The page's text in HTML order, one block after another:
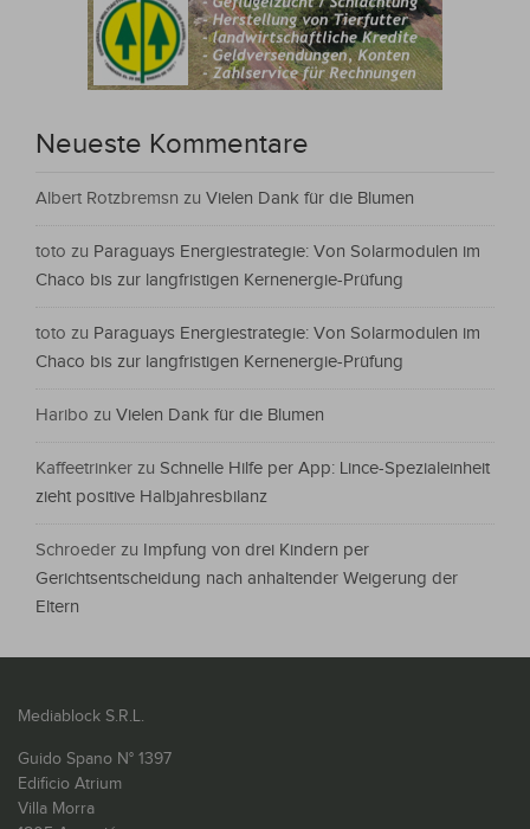
Neueste Kommentare
Albert Rotzbremsn zu Vielen Dank für die Blumen
toto zu Paraguays Energiestrategie: Von Solarmodulen im
Chaco bis zur langfristigen Kernenergie-Prüfung
toto zu Paraguays Energiestrategie: Von Solarmodulen im
Chaco bis zur langfristigen Kernenergie-Prüfung
Haribo zu Vielen Dank für die Blumen
Kaffeetrinker zu Schnelle Hilfe per App: Lince-Spezialeinheit
zieht positive Halbjahresbilanz
Schroeder zu Impfung von drei Kindern per
Gerichtsentscheidung nach anhaltender Weigerung der
Eltern
Mediablock S.R.L.
Guido Spano N° 1397
Edificio Atrium
Villa Morra